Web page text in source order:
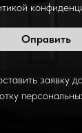
Оправить
заявку